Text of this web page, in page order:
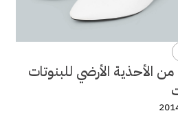
الأحذية الأرضي للبنوتات